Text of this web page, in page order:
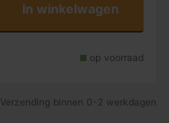
In winkelwagen
op voorraad
Verzending binnen 0-2 werkdagen